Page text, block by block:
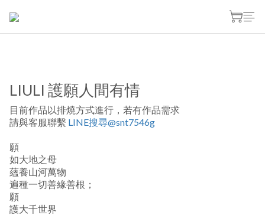
LIULI 護願人間有情
目前作品以排燒方式進行，若有作品需求
請與客服聯繫 LINE搜尋@snt7546g
願
如大地之母
蘊養山河萬物
遍種一切善緣善根；
願
護大千世界